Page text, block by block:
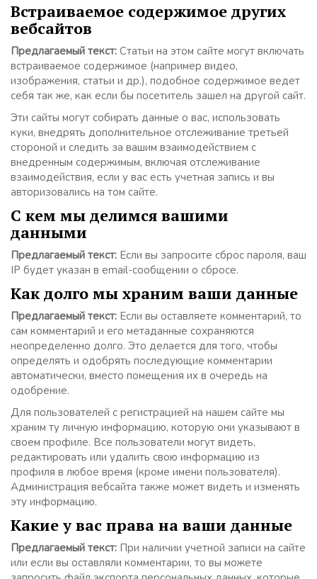
Встраиваемое содержимое других
вебсайтов
Предлагаемый текст: Статьи на этом сайте могут включать
встраиваемое содержимое (например видео,
изображения, статьи и др.), подобное содержимое ведет
себя так же, как если бы посетитель зашел на другой сайт.
Эти сайты могут собирать данные о вас, использовать
куки, внедрять дополнительное отслеживание третьей
стороной и следить за вашим взаимодействием с
внедренным содержимым, включая отслеживание
взаимодействия, если у вас есть учетная запись и вы
авторизовались на том сайте.
С кем мы делимся вашими
данными
Предлагаемый текст: Если вы запросите сброс пароля, ваш
IP будет указан в email-сообщении о сбросе.
Как долго мы храним ваши данные
Предлагаемый текст: Если вы оставляете комментарий, то
сам комментарий и его метаданные сохраняются
неопределенно долго. Это делается для того, чтобы
определять и одобрять последующие комментарии
автоматически, вместо помещения их в очередь на
одобрение.
Для пользователей с регистрацией на нашем сайте мы
храним ту личную информацию, которую они указывают в
своем профиле. Все пользователи могут видеть,
редактировать или удалить свою информацию из
профиля в любое время (кроме имени пользователя).
Администрация вебсайта также может видеть и изменять
эту информацию.
Какие у вас права на ваши данные
Предлагаемый текст: При наличии учетной записи на сайте
или если вы оставляли комментарии, то вы можете